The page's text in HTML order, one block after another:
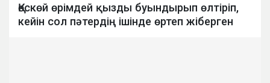
Қөскөй өрімдей қызды буындырып өлтіріп,
кейін сол пәтердің ішінде өртеп жіберген